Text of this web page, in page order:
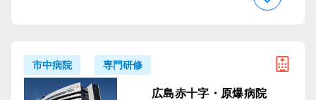
市中病院 専門研修
広島赤十字・原爆病院